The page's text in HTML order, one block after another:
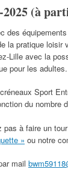
2025 (à
des
la pratique
Lille avec la
pour les adultes.
Sport
du nombre
pas à faire un
» ou notre
mail